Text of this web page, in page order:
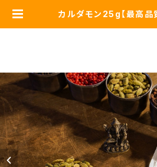
カルダモン25g【最高品